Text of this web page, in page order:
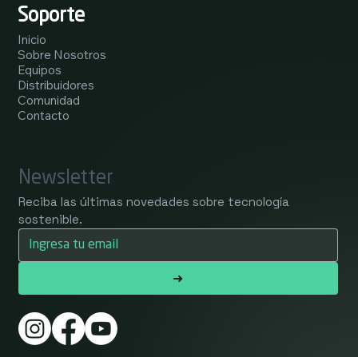
Soporte
Inicio
Sobre Nosotros
Equipos
Distribuidores
Comunidad
Contacto
Newsletter
Reciba las últimas novedades sobre tecnología
sostenible.
➜